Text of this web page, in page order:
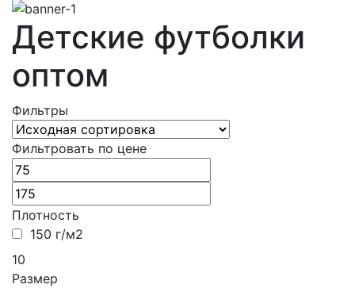
Детские футболки
оптом
Фильтры
Фильтровать по цене
Плотность
150 г/м2
10
Размер